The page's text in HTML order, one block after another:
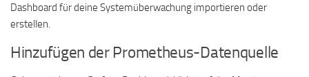
Dashboard für deine Systemüberwachung importieren oder
erstellen.
Hinzufügen der Prometheus-Datenquelle